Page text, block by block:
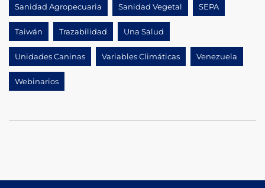
Sanidad Agropecuaria Sanidad Vegetal SEPA
Taiwán Trazabilidad Una Salud
Unidades Caninas Variables Climáticas Venezuela
Webinarios